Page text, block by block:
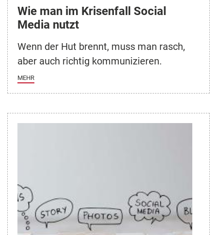
Wie man im Krisenfall Social
Media nutzt
Wenn der Hut brennt, muss man rasch,
aber auch richtig kommunizieren.
MEHR